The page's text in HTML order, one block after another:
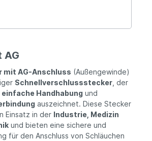
AG
mit AG-Anschluss (Außengewinde)
Schnellverschlussstecker, der
einfache Handhabung und
auszeichnet. Diese Stecker
Einsatz in der Industrie, Medizin
und bieten eine sichere und
für den Anschluss von Schläuchen